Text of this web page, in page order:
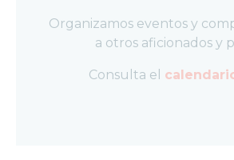
GATHERING
Organizamos eventos y
a otros aficionados y
Consulta el